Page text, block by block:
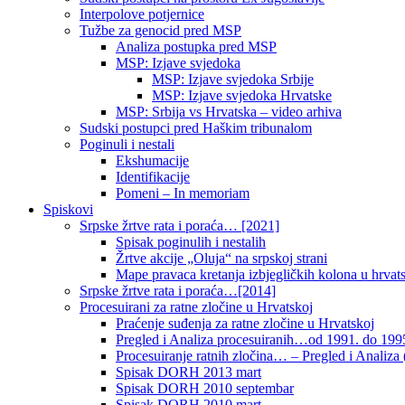
Interpolove potjernice
Tužbe za genocid pred MSP
Analiza postupka pred MSP
MSP: Izjave svjedoka
MSP: Izjave svjedoka Srbije
MSP: Izjave svjedoka Hrvatske
MSP: Srbija vs Hrvatska – video arhiva
Sudski postupci pred Haškim tribunalom
Poginuli i nestali
Ekshumacije
Identifikacije
Pomeni – In memoriam
Spiskovi
Srpske žrtve rata i poraća… [2021]
Spisak poginulih i nestalih
Žrtve akcije „Oluja“ na srpskoj strani
Mape pravaca kretanja izbjegličkih kolona u
Srpske žrtve rata i poraća…[2014]
Procesuirani za ratne zločine u Hrvatskoj
Praćenje suđenja za ratne zločine u Hrvatskoj
Pregled i Analiza procesuiranih…od 1991. do
Procesuiranje ratnih zločina… – Pregled i Analiza
Spisak DORH 2013 mart
Spisak DORH 2010 septembar